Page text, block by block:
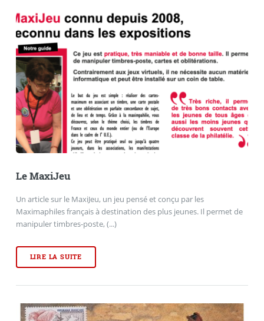
Le MaxiJeu
Un article sur le MaxiJeu, un jeu pensé et conçu par les
Maximaphiles français à destination des plus jeunes. Il permet de
manipuler timbres-poste, (...)
LIRE LA SUITE